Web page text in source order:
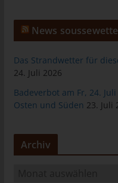
News
Das Strandwetter für
24. Juli 2026
Badeverbot am Fr, 24.
Osten und Süden 23. Juli
Archiv
die Cookie-Setzung nicht
auf unserer Internetseite
werden. Cookies
Wiedererkennung ist es,
Internetseite zu
Besuch der Internetseite
weil dies von der